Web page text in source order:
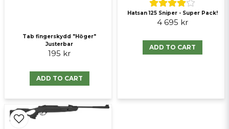
Send question
Tab fingerskydd "Höger"
Justerbar
195 kr
ADD TO CART
Hatsan 125 Sniper - Super Pack!
4 695 kr
ADD TO CART